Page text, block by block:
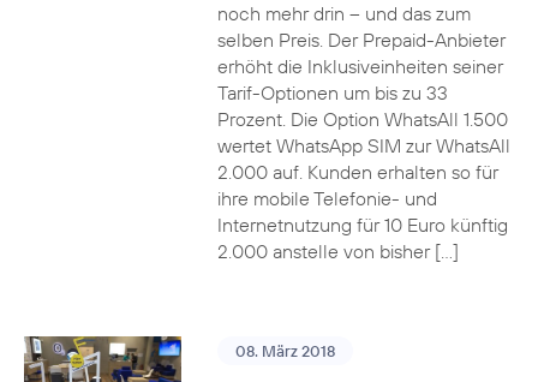
noch mehr drin – und das zum
selben Preis. Der Prepaid-Anbieter
erhöht die Inklusiveinheiten seiner
Tarif-Optionen um bis zu 33
Prozent. Die Option WhatsAll 1.500
wertet WhatsApp SIM zur WhatsAll
2.000 auf. Kunden erhalten so für
ihre mobile Telefonie- und
Internetnutzung für 10 Euro künftig
2.000 anstelle von bisher […]
08. März 2018